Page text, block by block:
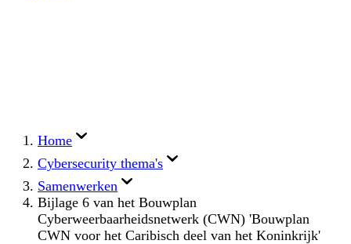
Home
Cybersecurity thema's
Samenwerken
Bijlage 6 van het Bouwplan
Cyberweerbaarheidsnetwerk (CWN) 'Bouwplan
CWN voor het Caribisch deel van het Koninkrijk'